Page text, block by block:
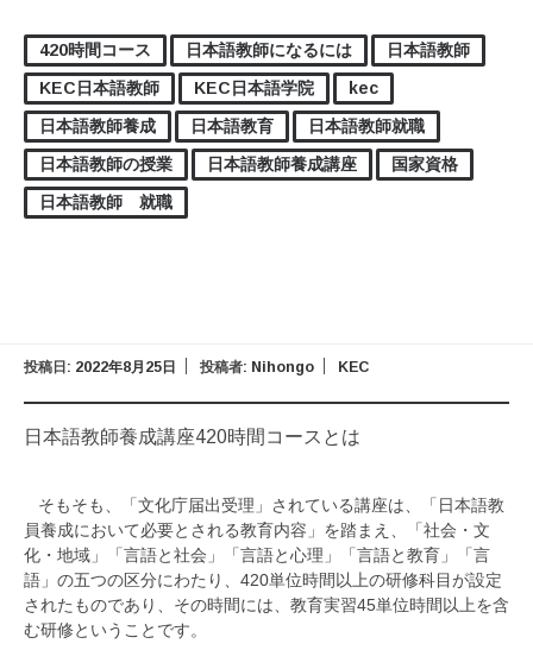
420時間コース 日本語教師になるには
日本語教師
KEC日本語教師
KEC日本語学院
kec
日本語教師養成
日本語教育
日本語教師就職
日本語教師の授業
日本語教師養成講座
国家資格
日本語教師 就職
投稿日: 2022年8月25日 投稿者: Nihongo KEC
日本語教師養成講座420時間コースとは
そもそも、「文化庁届出受理」されている講座は、「日本語教
員養成において必要とされる教育内容」を踏まえ、「社会・文
化・地域」「言語と社会」「言語と心理」「言語と教育」「言
語」の五つの区分にわたり、420単位時間以上の研修科目が設定
されたものであり、その時間には、教育実習45単位時間以上を含
む研修ということです。